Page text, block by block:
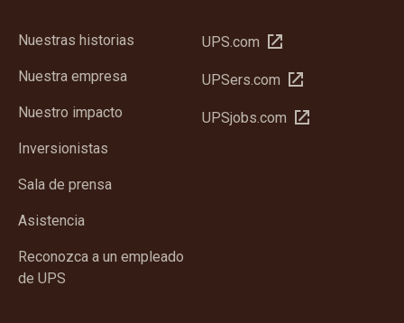
Nuestras historias
Nuestra empresa
Nuestro impacto
Inversionistas
Sala de prensa
Asistencia
Reconozca a un empleado
de UPS
UPS.com Abrir
una
nueva
UPSers.com Abrir
una
UPSjobs.com Abrir